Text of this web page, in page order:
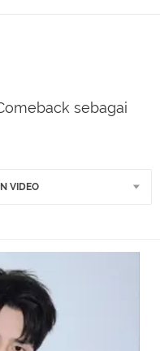
sebagai
VIDEO